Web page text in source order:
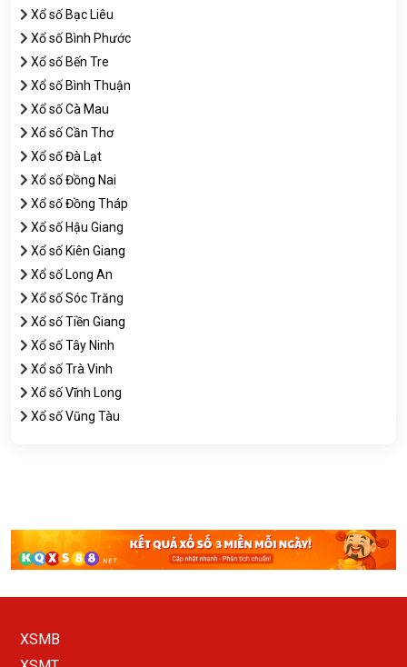
Xổ số Bạc Liêu
Xổ số Bình Phước
Xổ số Bến Tre
Xổ số Bình Thuận
Xổ số Cà Mau
Xổ số Cần Thơ
Xổ số Đà Lạt
Xổ số Đồng Nai
Xổ số Đồng Tháp
Xổ số Hậu Giang
Xổ số Kiên Giang
Xổ số Long An
Xổ số Sóc Trăng
Xổ số Tiền Giang
Xổ số Tây Ninh
Xổ số Trà Vinh
Xổ số Vĩnh Long
Xổ số Vũng Tàu
XSMB